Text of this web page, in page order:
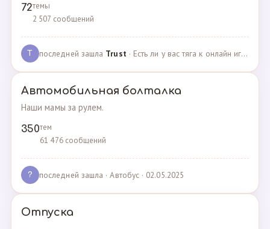
72темы
2 507 сообщений
T последней зашла Trust · Есть ли у вас тяга к онлайн играм? · 02.05.2025
Автомобильная болталка
Наши мамы за рулем.
350тем
61 476 сообщений
? последней зашла · Автобус · 02.05.2025
Отпуска